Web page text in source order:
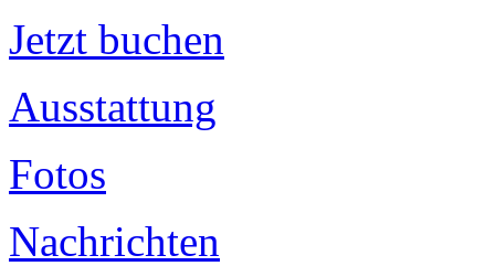
Jetzt buchen
Ausstattung
Fotos
Nachrichten